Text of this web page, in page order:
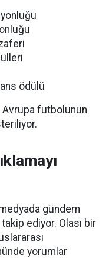
ödülü
Avrupa futbolunun
gündem
ediyor. Olası bir
yorumlar